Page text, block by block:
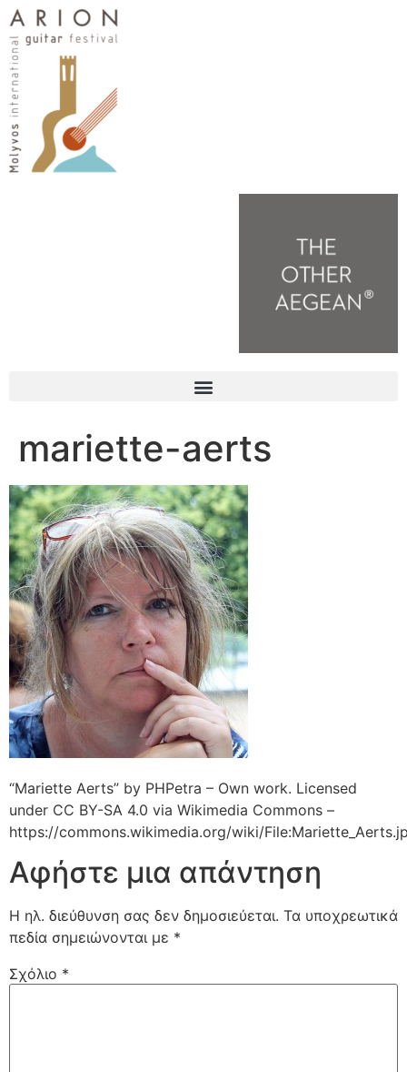
mariette-aerts
“Mariette Aerts” by PHPetra – Own work. Licensed
under CC BY-SA 4.0 via Wikimedia Commons –
https://commons.wikimedia.org/wiki/
Αφήστε μια απάντηση
Η ηλ. διεύθυνση σας δεν δημοσιεύεται. Τα υποχρεωτικά
πεδία σημειώνονται με *
Σχόλιο *